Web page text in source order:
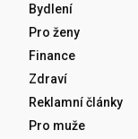
Bydlení
Pro ženy
Finance
Zdraví
Reklamní články
Pro muže